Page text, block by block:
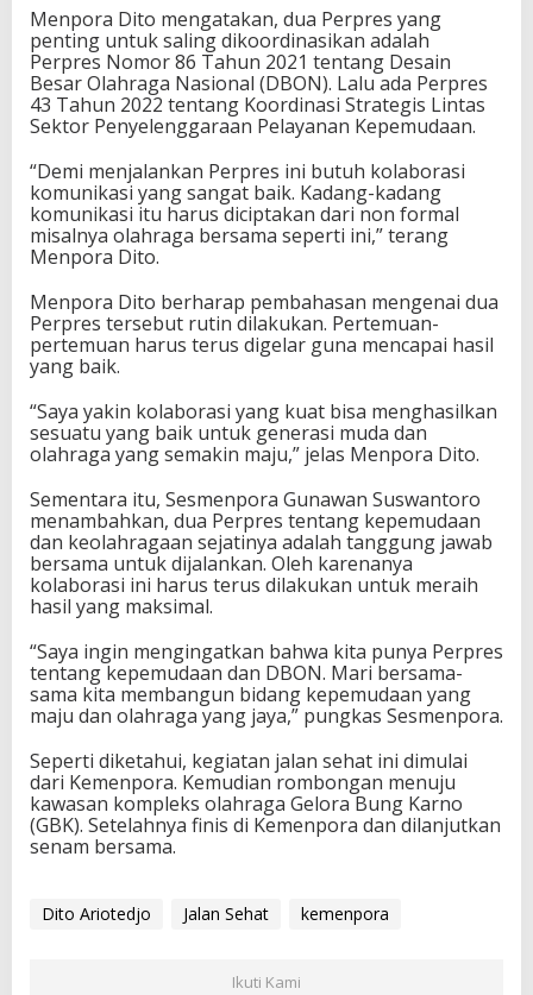
a
t
K
e
g
i
a
a
n
J
a
n
S
e
t
Menpora Dito mengatakan, dua Perpres yang
penting untuk saling dikoordinasikan adalah
Perpres Nomor 86 Tahun 2021 tentang Desain
Besar Olahraga Nasional (DBON). Lalu ada Perpres
43 Tahun 2022 tentang Koordinasi Strategis Lintas
Sektor Penyelenggaraan Pelayanan Kepemudaan.
“Demi menjalankan Perpres ini butuh kolaborasi
komunikasi yang sangat baik. Kadang-kadang
komunikasi itu harus diciptakan dari non formal
misalnya olahraga bersama seperti ini,” terang
Menpora Dito.
Menpora Dito berharap pembahasan mengenai dua
Perpres tersebut rutin dilakukan. Pertemuan-
pertemuan harus terus digelar guna mencapai hasil
yang baik.
“Saya yakin kolaborasi yang kuat bisa menghasilkan
sesuatu yang baik untuk generasi muda dan
olahraga yang semakin maju,” jelas Menpora Dito.
Sementara itu, Sesmenpora Gunawan Suswantoro
menambahkan, dua Perpres tentang kepemudaan
dan keolahragaan sejatinya adalah tanggung jawab
bersama untuk dijalankan. Oleh karenanya
kolaborasi ini harus terus dilakukan untuk meraih
hasil yang maksimal.
“Saya ingin mengingatkan bahwa kita punya Perpres
tentang kepemudaan dan DBON. Mari bersama-
sama kita membangun bidang kepemudaan yang
maju dan olahraga yang jaya,” pungkas Sesmenpora.
Seperti diketahui, kegiatan jalan sehat ini dimulai
dari Kemenpora. Kemudian rombongan menuju
kawasan kompleks olahraga Gelora Bung Karno
(GBK). Setelahnya finis di Kemenpora dan dilanjutkan
senam bersama.
Dito Ariotedjo Jalan Sehat kemenpora
Ikuti Kami